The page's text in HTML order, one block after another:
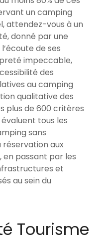
un camping
attendez-vous à un
donné par une
de ses
impeccable,
des
au camping
qualitative des
plus de 600 critères
tous les
sans
réservation aux
passant par les
et
au sein du
Tourisme